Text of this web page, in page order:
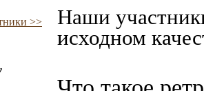
>>
Наши
исходном